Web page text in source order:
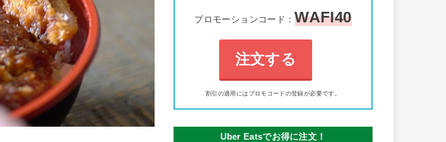
プロモーションコード： WAFI40
注文する
割引の適用にはプロモコードの登録が必要です。
Uber Eatsでお得に注文！